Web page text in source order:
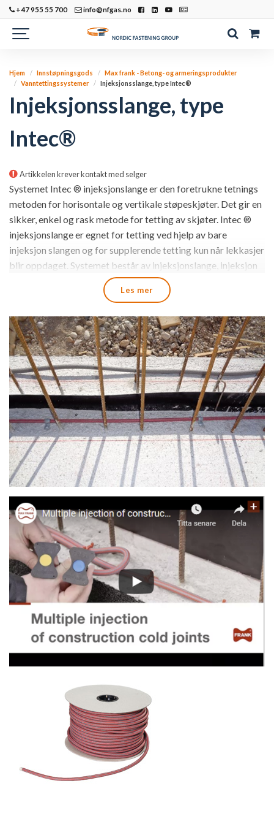
+47 955 55 700 info@nfgas.no
Hjem Innstøpningsgods
Max frank - Betong- og armeringsprodukter
Vanntettingssystemer
Injeksjonsslange, type Intec®
Injeksjonsslange, type
Intec®
Artikkelen krever kontakt med selger
Systemet Intec ® injeksjonslange er den foretrukne tetnings
metoden for horisontale og vertikale støpeskjøter. Det gir en
sikker, enkel og rask metode for tetting av skjøter. Intec ®
injeksjonslange er egnet for tetting ved hjelp av bare
injeksjon slangen og for supplerende tetting kun når lekkasjer
blir oppdaget. Systemet består av injeksjonslange, injeksjon
materiale og nødvendig tilbehør.
hjørner, rundt rør og små utsparinger. Innvendig diameter på 5
mm gir lavt forbruk av injeksjonsmasse (1 liter pr/10m
slange).
Systemet er også kjent for sitt store og praktiske tilbehør
som gjør arbeidet enkelt og sikkert for bruk på byggeplass.
Til injisering kan f. eks. vår injeksjonsmasse som er godkjent
av Folkehelsa til bruk i drikkevannsanlegg benyttes.
Intec ® Premium – anbefales hvor det kan bli behov for
reinjisering
for tetting ved hjelp av PUR, EP og akryl masse.Den unike
designen Intec ® Premium har, gjør at injeksjon slangen kan
rengjøres med en ”skylde” prosess med trykk. Systemet er
derfor egnet til flere injeksjoner med både PU og akryl
masse. En annen fordel er muligheten til å injisere over lengre
lengder enn de fleste andre injeksjonslange systemer. Intec ®
Premium har blitt uavhengig testet og sertifisert for flere
injeksjoner med PU masse.
Intec ® Standard – anbefales hvor det er behov for kun én
Intec ® Standard er et velprøvd injeksjonslange for tetting
ved hjelp av PUR, EP og akryl masse. Intec ® Standard har
blitt uavhengig testet og sertifisert for engangs injisering.
Intec ® Cem – anbefales for sementbaserte masser hvor
det kan bli behov for reinjisering
Les mer